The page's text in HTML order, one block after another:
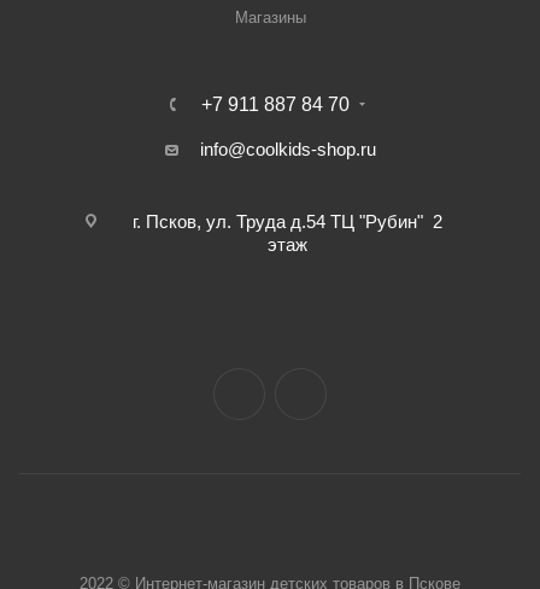
Магазины
+7 911 887 84 70
info@coolkids-shop.ru
г. Псков, ул. Труда д.54 ТЦ "Рубин" 2
этаж
2022 © Интернет-магазин детских товаров в Пскове